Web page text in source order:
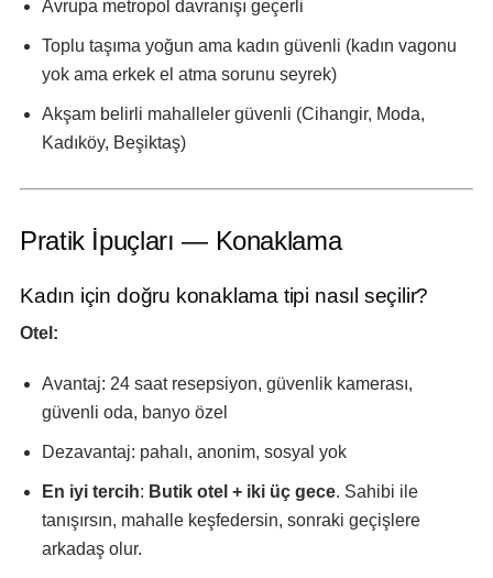
Avrupa metropol davranışı geçerli
Toplu taşıma yoğun ama kadın güvenli (kadın vagonu
yok ama erkek el atma sorunu seyrek)
Akşam belirli mahalleler güvenli (Cihangir, Moda,
Kadıköy, Beşiktaş)
Pratik İpuçları — Konaklama
Kadın için doğru konaklama tipi nasıl seçilir?
Otel:
Avantaj: 24 saat resepsiyon, güvenlik kamerası,
güvenli oda, banyo özel
Dezavantaj: pahalı, anonim, sosyal yok
En iyi tercih: Butik otel + iki üç gece. Sahibi ile
tanışırsın, mahalle keşfedersin, sonraki geçişlere
arkadaş olur.